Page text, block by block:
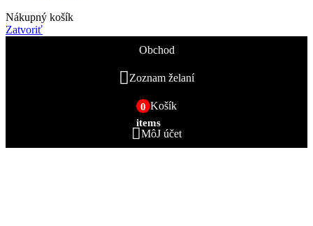
Nákupný košík
Zatvoriť
Obchod
Zoznam želaní
0
items
Košík
MôJ účet